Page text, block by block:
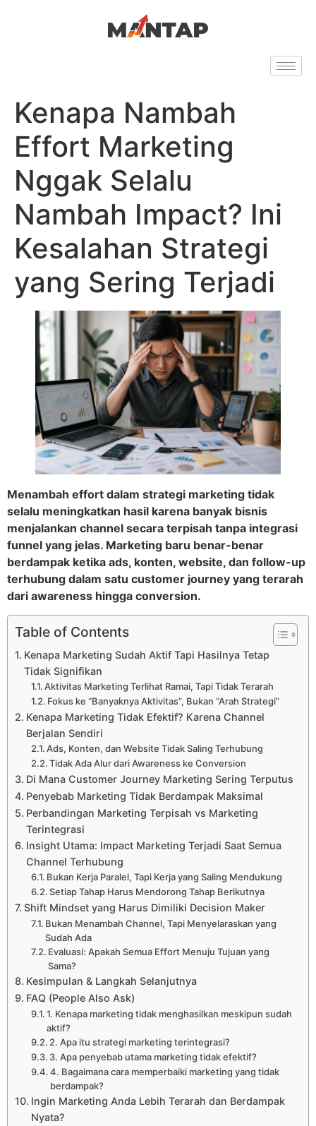
Kenapa Nambah
Effort Marketing
Nggak Selalu
Nambah Impact? Ini
Kesalahan Strategi
yang Sering Terjadi
Menambah effort dalam strategi marketing tidak
selalu meningkatkan hasil karena banyak bisnis
menjalankan channel secara terpisah tanpa integrasi
funnel yang jelas. Marketing baru benar-benar
berdampak ketika ads, konten, website, dan follow-up
terhubung dalam satu customer journey yang terarah
dari awareness hingga conversion.
Table of Contents
Kenapa Marketing Sudah Aktif Tapi Hasilnya Tetap
Tidak Signifikan
Aktivitas Marketing Terlihat Ramai, Tapi Tidak Terarah
Fokus ke “Banyaknya Aktivitas”, Bukan “Arah Strategi”
Kenapa Marketing Tidak Efektif? Karena Channel
Berjalan Sendiri
Ads, Konten, dan Website Tidak Saling Terhubung
Tidak Ada Alur dari Awareness ke Conversion
Di Mana Customer Journey Marketing Sering Terputus
Penyebab Marketing Tidak Berdampak Maksimal
Perbandingan Marketing Terpisah vs Marketing
Terintegrasi
Insight Utama: Impact Marketing Terjadi Saat Semua
Channel Terhubung
Bukan Kerja Paralel, Tapi Kerja yang Saling Mendukung
Setiap Tahap Harus Mendorong Tahap Berikutnya
Shift Mindset yang Harus Dimiliki Decision Maker
Bukan Menambah Channel, Tapi Menyelaraskan yang
Sudah Ada
Evaluasi: Apakah Semua Effort Menuju Tujuan yang
Sama?
Kesimpulan & Langkah Selanjutnya
FAQ (People Also Ask)
1. Kenapa marketing tidak menghasilkan meskipun sudah
aktif?
2. Apa itu strategi marketing terintegrasi?
3. Apa penyebab utama marketing tidak efektif?
4. Bagaimana cara memperbaiki marketing yang tidak
berdampak?
Ingin Marketing Anda Lebih Terarah dan Berdampak
Nyata?